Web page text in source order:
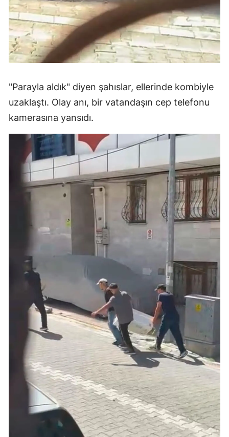
"Parayla aldık" diyen şahıslar, ellerinde kombiyle
uzaklaştı. Olay anı, bir vatandaşın cep telefonu
kamerasına yansıdı.